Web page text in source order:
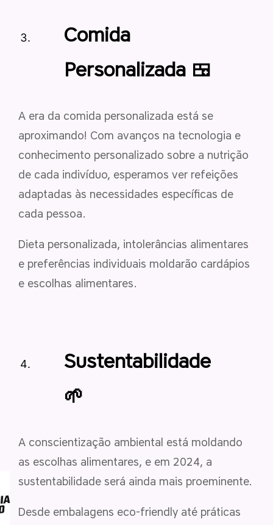
Comida
Personalizada 🍱
A era da comida personalizada está se
aproximando! Com avanços na tecnologia e
conhecimento personalizado sobre a nutrição
de cada indivíduo, esperamos ver refeições
adaptadas às necessidades específicas de
cada pessoa.
Dieta personalizada, intolerâncias alimentares
e preferências individuais moldarão cardápios
e escolhas alimentares.
Sustentabilidade
🌱
A conscientização ambiental está moldando
as escolhas alimentares, e em 2024, a
sustentabilidade será ainda mais proeminente.
Desde embalagens eco-friendly até práticas